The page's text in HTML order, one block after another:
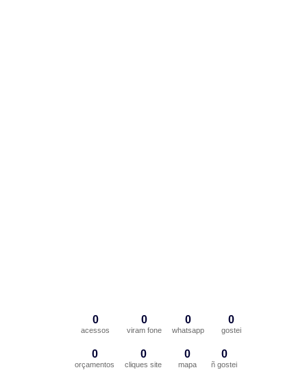
0
acessos
0
viram fone
0
whatsapp
0
gostei
0
orçamentos
0
cliques site
0
mapa
0
ñ gostei